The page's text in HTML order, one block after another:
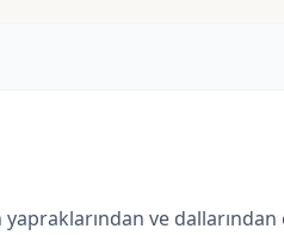
yapraklarından ve dallarından